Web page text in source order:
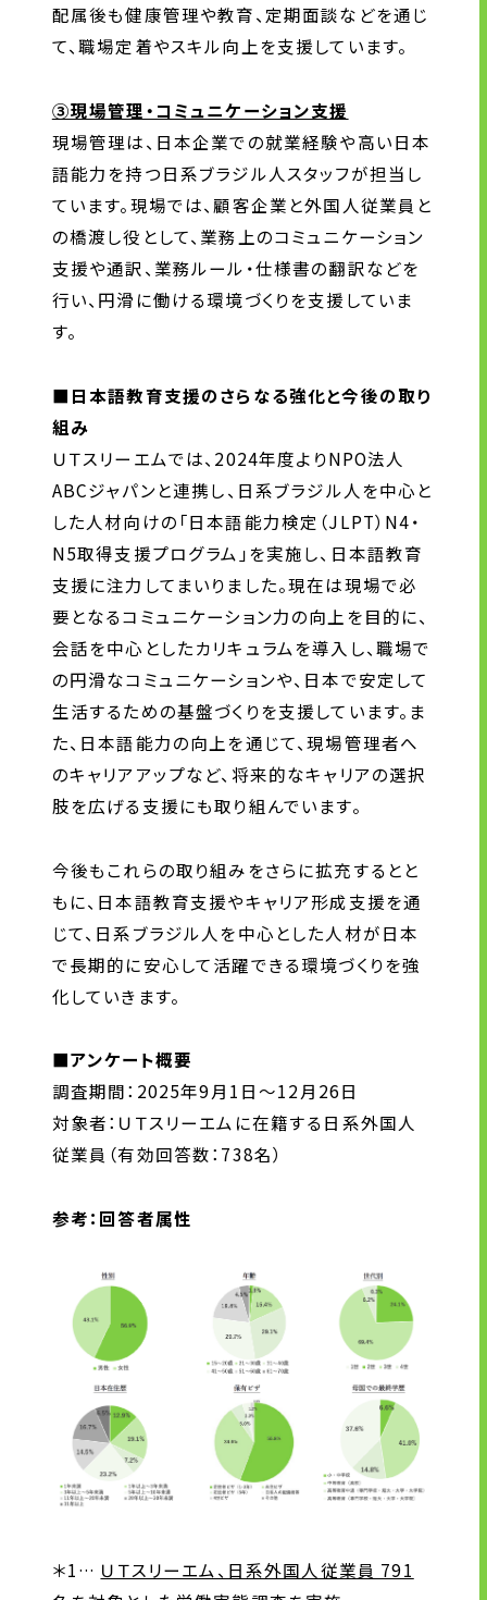
配属後も健康管理や教育、定期面談などを通じ
て、職場定着やスキル向上を支援しています。
③現場管理・コミュニケーション支援
現場管理は、日本企業での就業経験や高い日本
語能力を持つ日系ブラジル人スタッフが担当し
ています。現場では、顧客企業と外国人従業員と
の橋渡し役として、業務上のコミュニケーション
支援や通訳、業務ルール・仕様書の翻訳などを
行い、円滑に働ける環境づくりを支援していま
す。
■日本語教育支援のさらなる強化と今後の取り
組み
ＵＴスリーエムでは、2024年度よりNPO法人
ABCジャパンと連携し、日系ブラジル人を中心と
した人材向けの「日本語能力検定（JLPT）N4・
N5取得支援プログラム」を実施し、日本語教育
支援に注力してまいりました。現在は現場で必
要となるコミュニケーション力の向上を目的に、
会話を中心としたカリキュラムを導入し、職場で
の円滑なコミュニケーションや、日本で安定して
生活するための基盤づくりを支援しています。ま
た、日本語能力の向上を通じて、現場管理者へ
のキャリアアップなど、将来的なキャリアの選択
肢を広げる支援にも取り組んでいます。
今後もこれらの取り組みをさらに拡充するとと
もに、日本語教育支援やキャリア形成支援を通
じて、日系ブラジル人を中心とした人材が日本
で長期的に安心して活躍できる環境づくりを強
化していきます。
■アンケート概要
調査期間：2025年9月1日～12月26日
対象者：ＵＴスリーエムに在籍する日系外国人
従業員（有効回答数：738名）
参考：回答者属性
＊1… ＵＴスリーエム、日系外国人従業員 791